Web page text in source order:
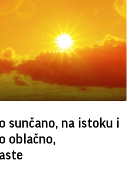
sunčano, na istoku i
oblačno,